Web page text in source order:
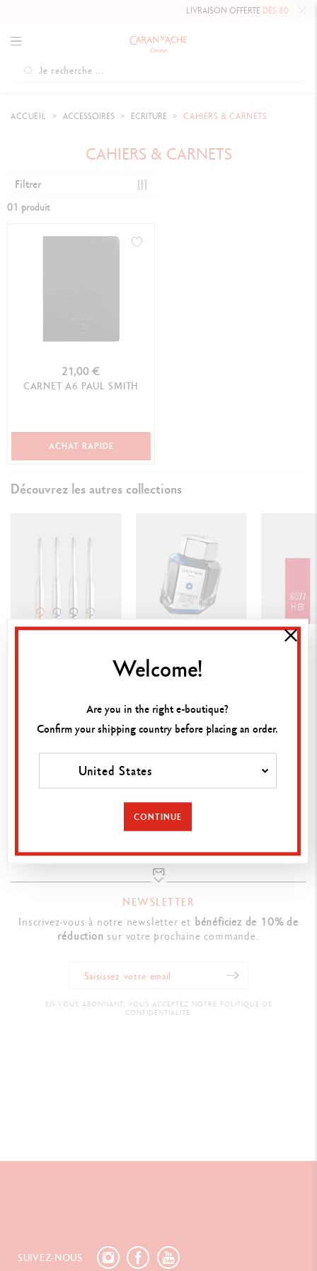
LIVRAISON OFFERTEDÈS 80 €
ACCUEIL ACCESSOIRES ECRITURE CAHIERS & CARNETS
CAHIERS & CARNETS
Filtrer
01 produit
21,00 €
CARNET A6 PAUL SMITH
ACHAT RAPIDE
Découvrez les autres collections
Rendez-vous dans la boutique la plus proche de chez vous
pour découvrir nos produits.
RECHERCHER
NEWSLETTER
Inscrivez-vous à notre newsletter et bénéficiez de 10% de
réduction sur votre prochaine commande.
EN VOUS ABONNANT, VOUS ACCEPTEZ NOTRE POLITIQUE DE
CONFIDENTIALITÉ.
SUIVEZ-NOUS
Welcome!
Are you in the right e-boutique?
Confirm your shipping country before placing an order.
United States
CONTINUE